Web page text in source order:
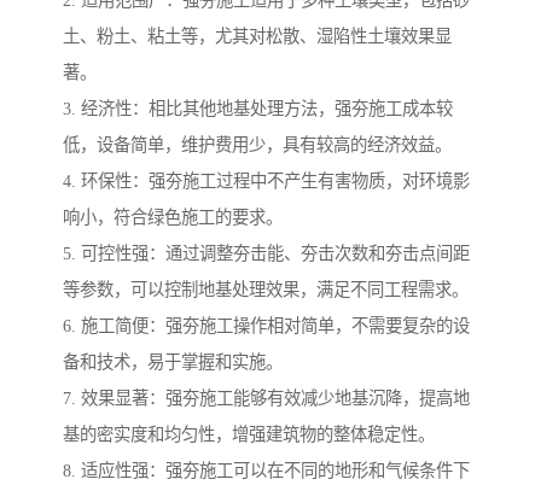
土、粉土、粘土等，尤其对松散、湿陷性土壤效果显
著。
3. 经济性：相比其他地基处理方法，强夯施工成本较
低，设备简单，维护费用少，具有较高的经济效益。
4. 环保性：强夯施工过程中不产生有害物质，对环境影
响小，符合绿色施工的要求。
5. 可控性强：通过调整夯击能、夯击次数和夯击点间距
等参数，可以控制地基处理效果，满足不同工程需求。
6. 施工简便：强夯施工操作相对简单，不需要复杂的设
备和技术，易于掌握和实施。
7. 效果显著：强夯施工能够有效减少地基沉降，提高地
基的密实度和均匀性，增强建筑物的整体稳定性。
8. 适应性强：强夯施工可以在不同的地形和气候条件下